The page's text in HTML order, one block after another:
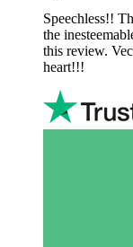
Speechless!!
the
this review.
heart!!!